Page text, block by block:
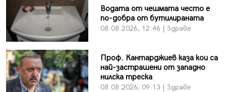
Водата от чешмата често е
по-добра от бутилираната
08.08.2026, 12:46 | Здраве
Проф. Кантарджиев каза кои са
най-застрашени от западно
нилска треска
08.08.2026, 09:13 | Здраве